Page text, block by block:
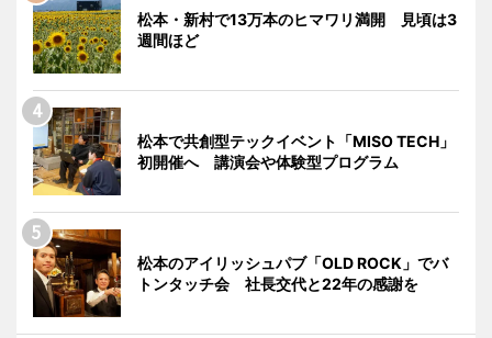
松本・新村で13万本のヒマワリ満開 見頃は3
週間ほど
松本で共創型テックイベント「MISO TECH」
初開催へ 講演会や体験型プログラム
松本のアイリッシュパブ「OLD ROCK」でバ
トンタッチ会 社長交代と22年の感謝を